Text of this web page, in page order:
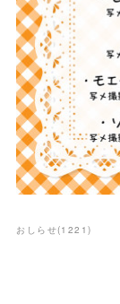
おしらせ(1221 )